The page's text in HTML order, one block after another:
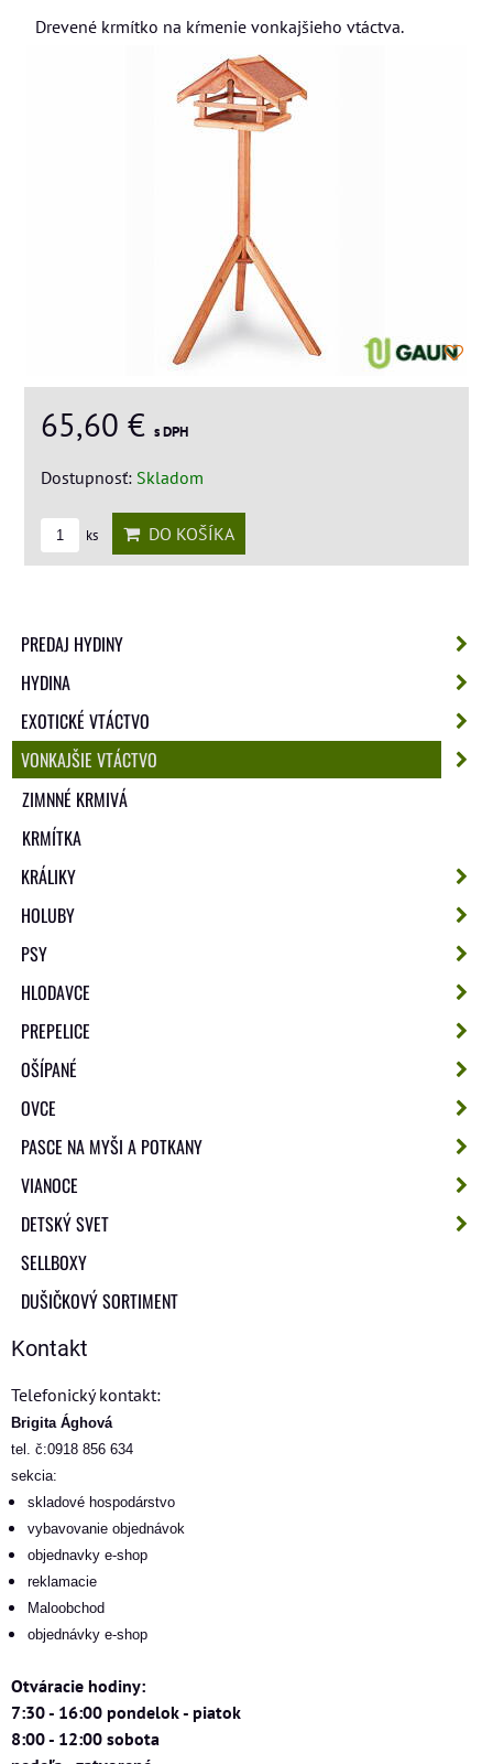
Drevené krmítko na kŕmenie vonkajšieho vtáctva.
65,60 € s DPH
Dostupnosť: Skladom
ks DO KOŠÍKA
PREDAJ HYDINY
HYDINA
EXOTICKÉ VTÁCTVO
VONKAJŠIE VTÁCTVO
ZIMNNÉ KRMIVÁ
KRMÍTKA
KRÁLIKY
HOLUBY
PSY
HLODAVCE
PREPELICE
OŠÍPANÉ
OVCE
PASCE NA MYŠI A POTKANY
VIANOCE
DETSKÝ SVET
SELLBOXY
DUŠIČKOVÝ SORTIMENT
Kontakt
Telefonický kontakt:
Brigita Ághová
tel. č:0918 856 634
sekcia:
skladové hospodárstvo
vybavovanie objednávok
objednavky e-shop
reklamacie
Maloobchod
objednávky e-shop
Otváracie hodiny:
7:30 - 16:00 pondelok - piatok
8:00 - 12:00 sobota